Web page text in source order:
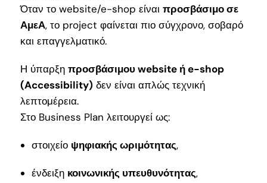
Όταν το website/e-shop είναι προσβάσιμο σε
ΑμεΑ, το project φαίνεται πιο σύγχρονο, σοβαρό
και επαγγελματικό.
Η ύπαρξη προσβάσιμου website ή e-shop
(Accessibility) δεν είναι απλώς τεχνική
λεπτομέρεια.
Στο Business Plan λειτουργεί ως:
στοιχείο ψηφιακής ωριμότητας,
ένδειξη κοινωνικής υπευθυνότητας,